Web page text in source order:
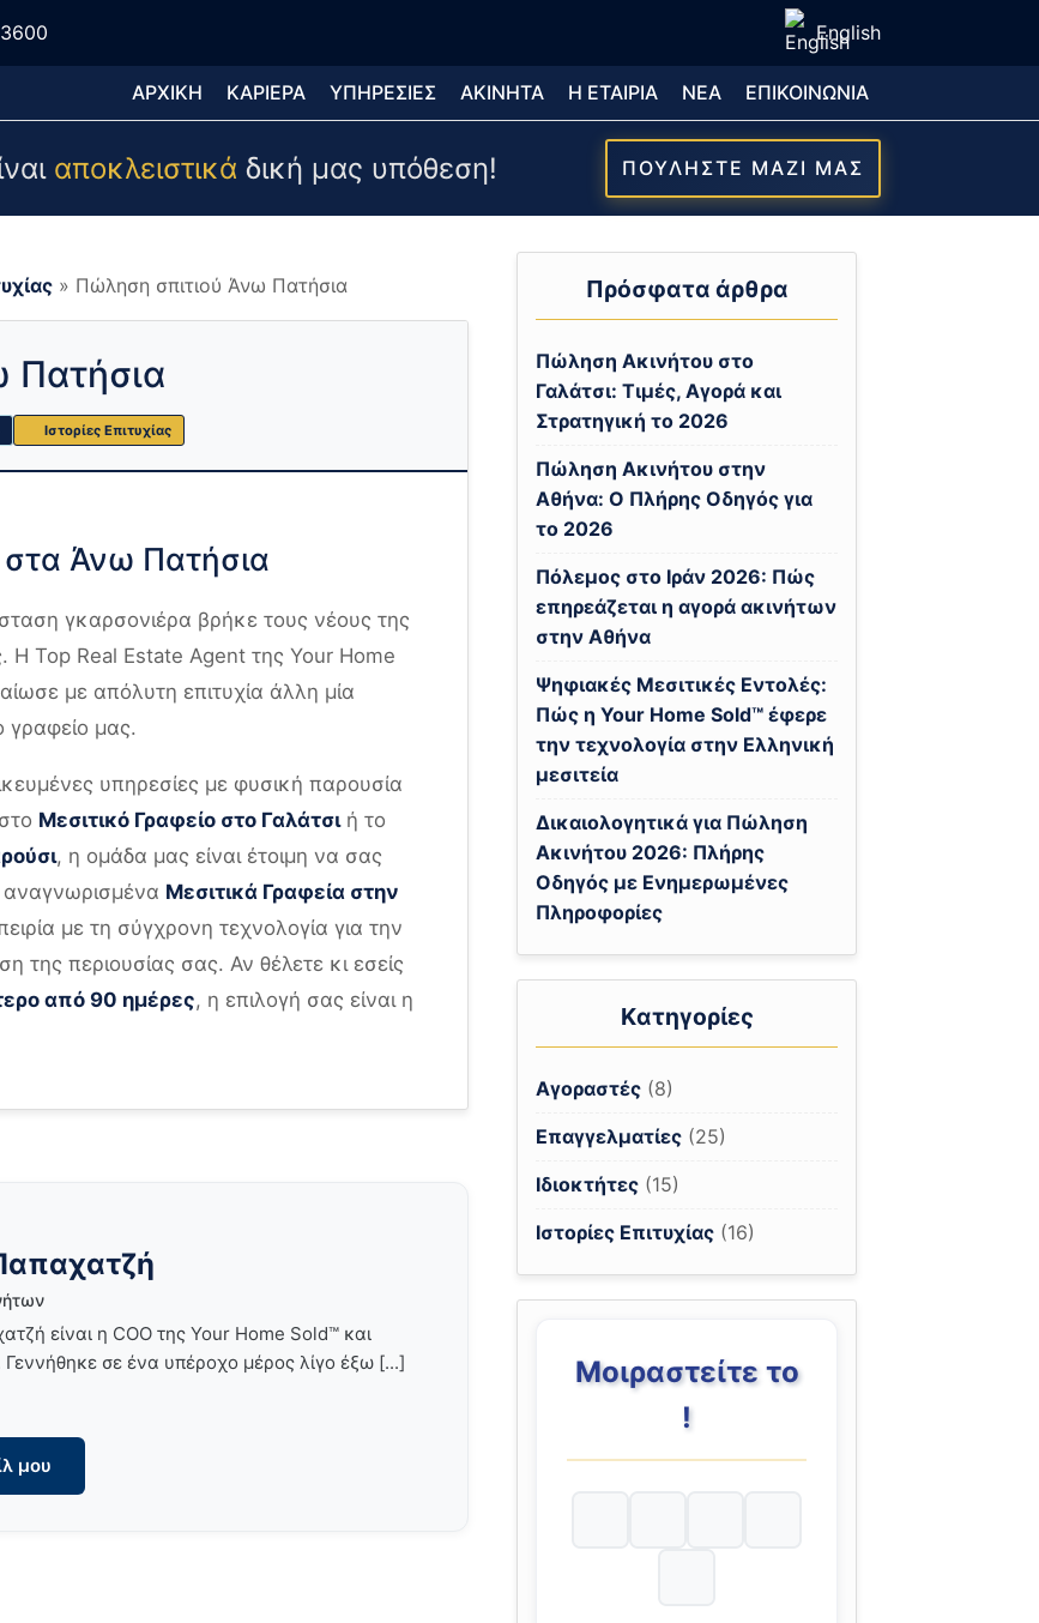
English
ΑΡΧΙΚΗ ΚΑΡΙΕΡΑ ΥΠΗΡΕΣΙΕΣ ΑΚΙΝΗΤΑ Η ΕΤΑΙΡΙΑ ΝΕΑ ΕΠΙΚΟΙΝΩΝΙΑ
αποκλειστικά δική μας υπόθεση! ΠΟΥΛΗΣΤΕ ΜΑΖΙ ΜΑΣ
» Πώληση σπιτιού Άνω Πατήσια
Πατήσια
Ιστορίες Επιτυχίας
Άνω Πατήσια
γκαρσονιέρα βρήκε τους νέους της
Η Top Real Estate Agent της Your Home
με απόλυτη επιτυχία άλλη μία
γραφείο μας.
υπηρεσίες με φυσική παρουσία
Μεσιτικό Γραφείο στο Γαλάτσιή το
, η ομάδα μας είναι έτοιμη να σας
Μεσιτικά Γραφεία στην
με τη σύγχρονη τεχνολογία για την
της περιουσίας σας. Αν θέλετε κι εσείς
από 90 ημέρες, η επιλογή σας είναι η
είναι η COO της Your Home Sold™ και
Γεννήθηκε σε ένα υπέροχο μέρος λίγο έξω [...]
μου
Πρόσφατα άρθρα
Πώληση Ακινήτου στο
Γαλάτσι: Τιμές, Αγορά και
Στρατηγική το 2026
Πώληση Ακινήτου στην
Αθήνα: Ο Πλήρης Οδηγός για
το 2026
Πόλεμος στο Ιράν 2026: Πώς
επηρεάζεται η αγορά ακινήτων
στην Αθήνα
Ψηφιακές Μεσιτικές Εντολές:
Πώς η Your Home Sold™ έφερε
την τεχνολογία στην Ελληνική
μεσιτεία
Δικαιολογητικά για Πώληση
Ακινήτου 2026: Πλήρης
Οδηγός με Ενημερωμένες
Πληροφορίες
Kατηγορίες
Αγοραστές (8)
Επαγγελματίες (25)
Ιδιοκτήτες (15)
Ιστορίες Επιτυχίας (16)
Μοιραστείτε το
!